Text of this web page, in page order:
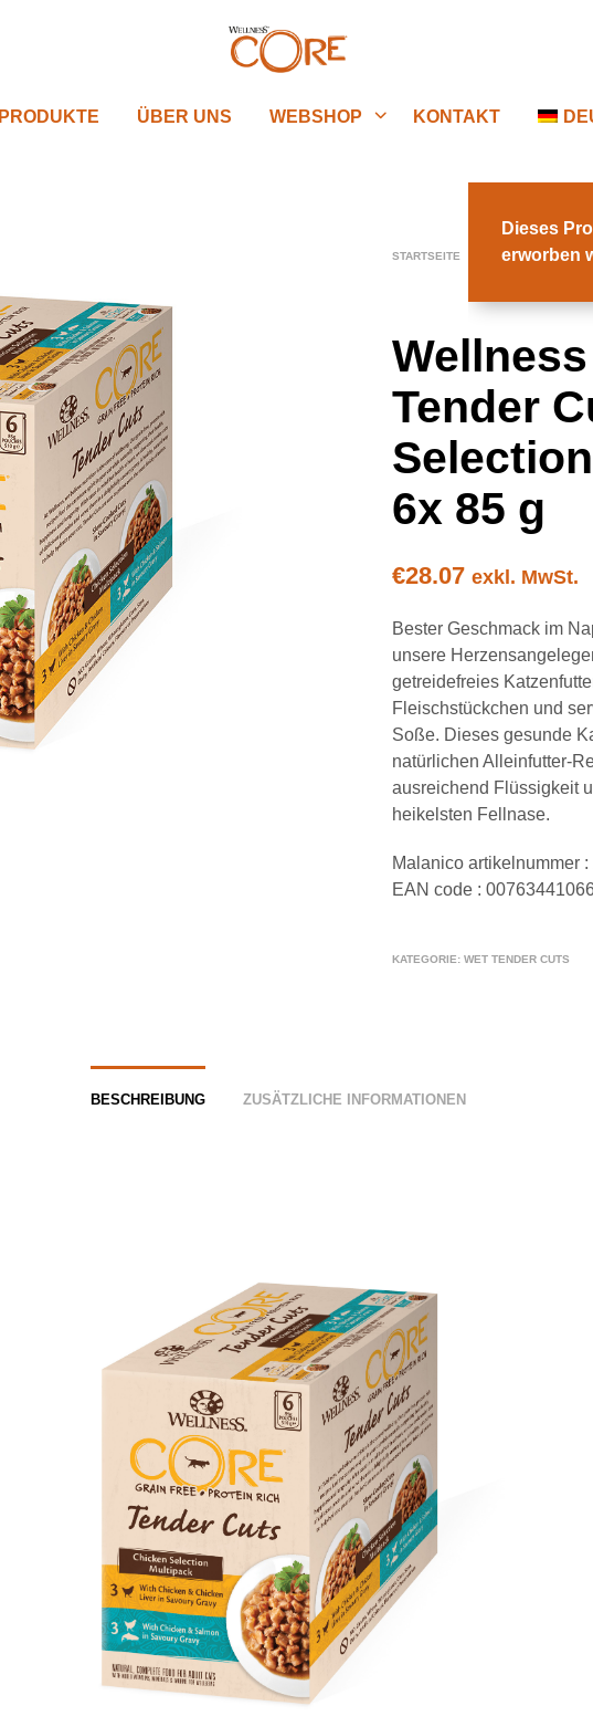
Dieses
erworben
PRODUKTE ÜBER UNS WEBSHOP KONTAKT
STARTSEITE WET TENDER CUTS
Tender
6x 85 g
€28.07 exkl. MwSt.
Bester Geschmack im
unsere
getreidefreies
Fleischstückchen und
Soße. Dieses gesunde
natürlichen Alleinfutter-
ausreichend Flüssigkeit
heikelsten Fellnase.
Malanico artikelnummer :
EAN code :
KATEGORIE:WET TENDER CUTS
BESCHREIBUNG ZUSÄTZLICHE INFORMATIONEN